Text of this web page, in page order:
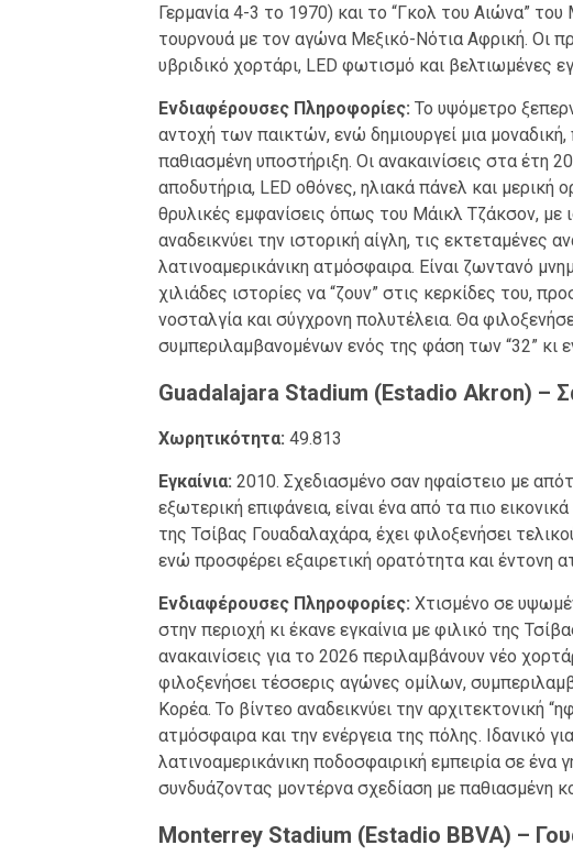
Γερμανία 4-3 το 1970) και το “Γκολ του Αιώνα”
τουρνουά με τον αγώνα Μεξικό-Νότια Αφρική. Οι
υβριδικό χορτάρι, LED φωτισμό και βελτιωμένες
Ενδιαφέρουσες Πληροφορίες: Το υψόμετρο
αντοχή των παικτών, ενώ δημιουργεί μια
παθιασμένη υποστήριξη. Οι ανακαινίσεις στα έτη
αποδυτήρια, LED οθόνες, ηλιακά πάνελ και μερική
θρυλικές εμφανίσεις όπως του Μάικλ Τζάκσον, με
αναδεικνύει την ιστορική αίγλη, τις εκτεταμένες
λατινοαμερικάνικη ατμόσφαιρα. Είναι ζωντανό
χιλιάδες ιστορίες να “ζουν” στις κερκίδες του,
νοσταλγία και σύγχρονη πολυτέλεια. Θα
συμπεριλαμβανομένων ενός της φάση των “32” κι
Guadalajara Stadium (Estadio Akron) –
Χωρητικότητα: 49.813
Εγκαίνια: 2010. Σχεδιασμένο σαν ηφαίστειο με
εξωτερική επιφάνεια, είναι ένα από τα πιο
της Τσίβας Γουαδαλαχάρα, έχει φιλοξενήσει
ενώ προσφέρει εξαιρετική ορατότητα και έντονη
Ενδιαφέρουσες Πληροφορίες: Χτισμένο σε
στην περιοχή κι έκανε εγκαίνια με φιλικό της
ανακαινίσεις για το 2026 περιλαμβάνουν νέο
φιλοξενήσει τέσσερις αγώνες ομίλων,
Κορέα. Το βίντεο αναδεικνύει την αρχιτεκτονική
ατμόσφαιρα και την ενέργεια της πόλης. Ιδανικό
λατινοαμερικάνικη ποδοσφαιρική εμπειρία σε ένα
συνδυάζοντας μοντέρνα σχεδίαση με παθιασμένη
Monterrey Stadium (Estadio BBVA) –